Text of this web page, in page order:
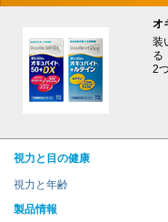
オ
装
る
2
視力と目の健康
視力と年齢
製品情報